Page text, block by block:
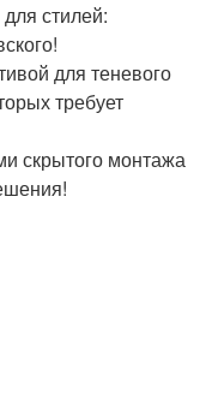
стилей:
для теневого
требует
скрытого монтажа